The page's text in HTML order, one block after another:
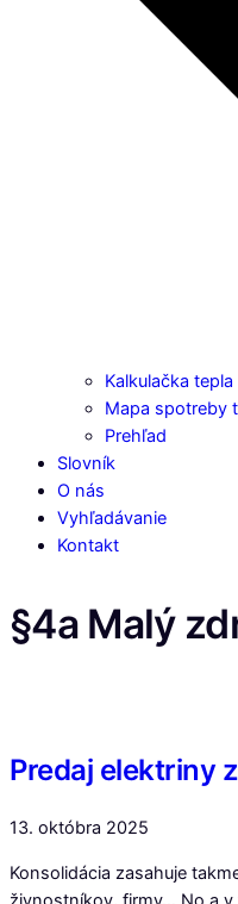
Kalkulačka tepla
Mapa spotreby
Prehľad
Slovník
O nás
Vyhľadávanie
Kontakt
§4a Malý
Predaj elektriny
13. októbra 2025
Konsolidácia zasahuje